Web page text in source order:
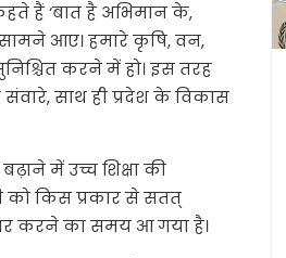
हैं ‘बात है अभिमान के,
सामने आए। हमारे कृषि, वन,
करने में हो। इस तरह
साथ ही प्रदेश के विकास
में उच्च शिक्षा की
किस प्रकार से सतत्
करने का समय आ गया है।